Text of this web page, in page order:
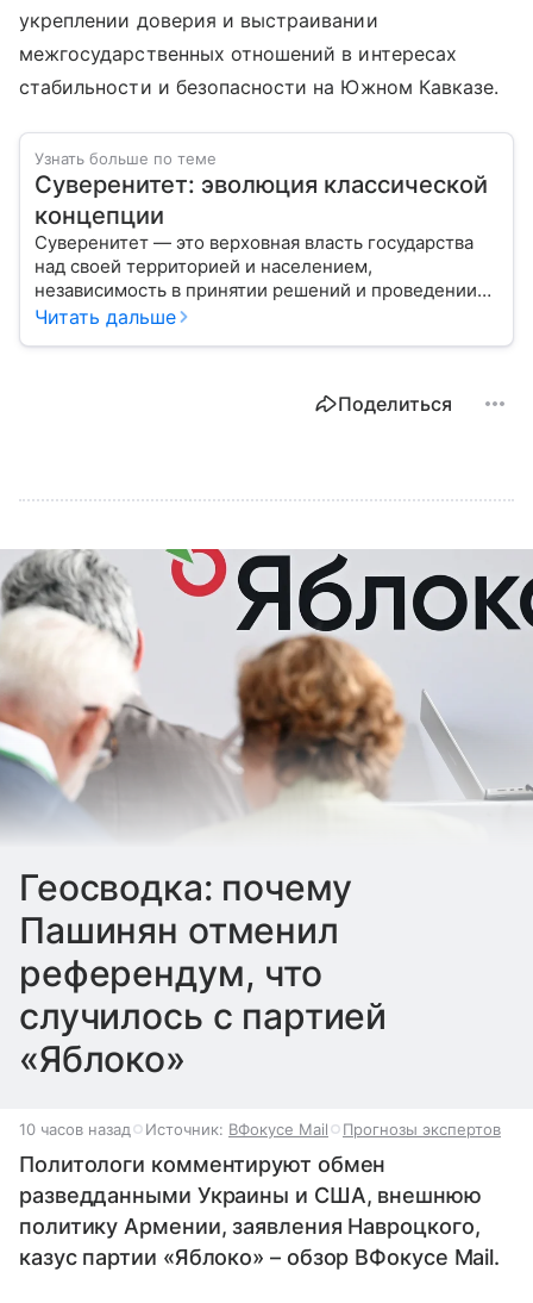
укреплении доверия и выстраивании
межгосударственных отношений в интересах
стабильности и безопасности на Южном Кавказе.
Узнать больше по теме
Суверенитет: эволюция классической
концепции
Суверенитет — это верховная власть государства
над своей территорией и населением,
независимость в принятии решений и проведении
внешней политики.
Читать дальше
Поделиться
Геосводка: почему
Пашинян отменил
референдум, что
случилось с партией
«Яблоко»
10 часов назад Источник: ВФокусе Mail Прогнозы экспертов
Политологи комментируют обмен
разведданными Украины и США, внешнюю
политику Армении, заявления Навроцкого,
казус партии «Яблоко» – обзор ВФокусе Mail.